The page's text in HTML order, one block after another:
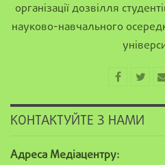
організації дозвілля
науково-навчального
КОНТАКТУЙТЕ З НАМИ
Адреса Медіацентру: